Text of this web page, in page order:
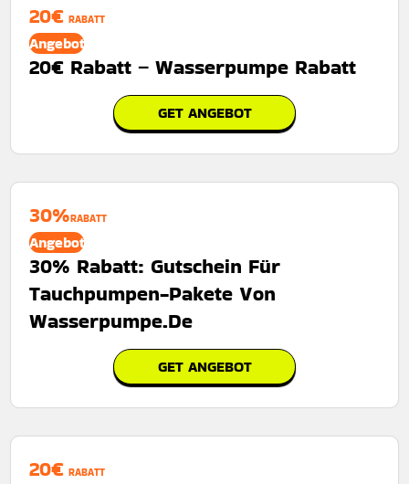
20€ RABATT
Angebot
20€ Rabatt – Wasserpumpe Rabatt
GET ANGEBOT
30%RABATT
Angebot
30% Rabatt: Gutschein Für
Tauchpumpen-Pakete Von
Wasserpumpe.De
GET ANGEBOT
20€ RABATT